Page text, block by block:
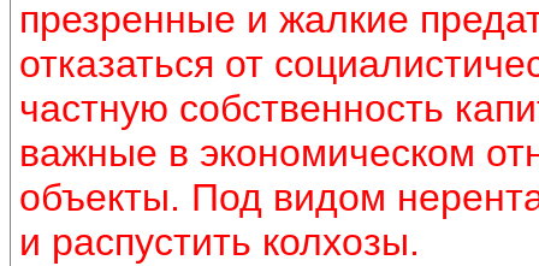
презренные и жалкие
отказаться от
частную собственность
важные в экономическом
объекты. Под видом
и распустить колхозы.